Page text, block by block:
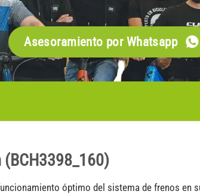
Asesoramiento por Whatsapp
óptimo del sistema de frenos en